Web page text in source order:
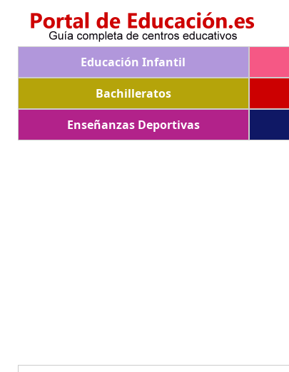
Educación Infantil
Bachilleratos
Enseñanzas Deportivas